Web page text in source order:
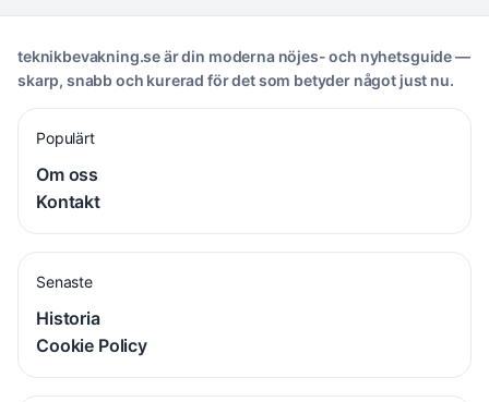
teknikbevakning.se är din moderna nöjes- och nyhetsguide —
skarp, snabb och kurerad för det som betyder något just nu.
Populärt
Om oss
Kontakt
Senaste
Historia
Cookie Policy